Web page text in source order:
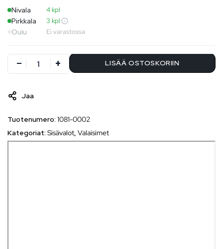
Nivala 4 kpl
Pirkkala 3 kpl
Oulu Ei varastossa
LISÄÄ OSTOSKORIIN
Jaa
Tuotenumero: 1081-0002
Kategoriat: Sisävalot, Valaisimet